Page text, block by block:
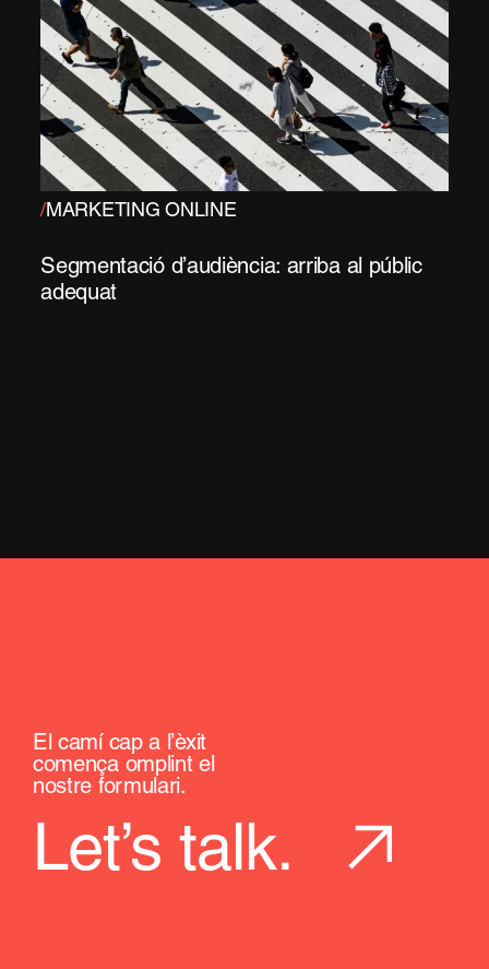
/MARKETING ONLINE
Segmentació d’audiència: arriba al públic
adequat
El camí cap a l’èxit
comença omplint el
nostre formulari.
Let’s talk.